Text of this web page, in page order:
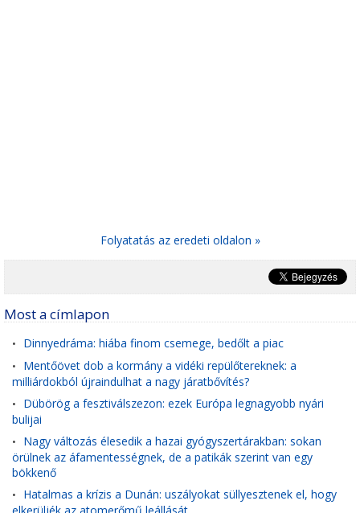
Folyatatás az eredeti oldalon »
Most a címlapon
• Dinnyedráma: hiába finom csemege, bedőlt a piac
• Mentőövet dob a kormány a vidéki repülőtereknek: a
milliárdokból újraindulhat a nagy járatbővítés?
• Dübörög a fesztiválszezon: ezek Európa legnagyobb nyári
bulijai
• Nagy változás élesedik a hazai gyógyszertárakban: sokan
örülnek az áfamentességnek, de a patikák szerint van egy
bökkenő
• Hatalmas a krízis a Dunán: uszályokat süllyesztenek el, hogy
elkerüljék az atomerőmű leállását